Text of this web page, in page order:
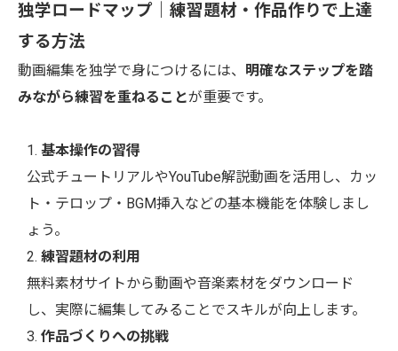
独学ロードマップ｜練習題材・作品作りで上達
する方法
動画編集を独学で身につけるには、 明確なステップを踏
みながら練習を重ねることが重要です。
基本操作の習得
公式チュートリアルやYouTube解説動画を活用し、カッ
ト・テロップ・BGM挿入などの基本機能を体験しまし
ょう。
練習題材の利用
無料素材サイトから動画や音楽素材をダウンロード
し、実際に編集してみることでスキルが向上します。
作品づくりへの挑戦